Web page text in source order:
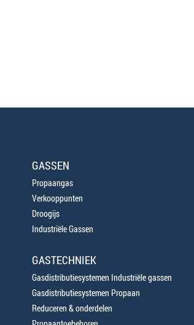
GASSEN
Propaangas
Verkooppunten
Droogijs
Industriële Gassen
GASTECHNIEK
Gasdistributiesystemen Industriële gassen
Gasdistributiesystemen Propaan
Reduceren & onderdelen